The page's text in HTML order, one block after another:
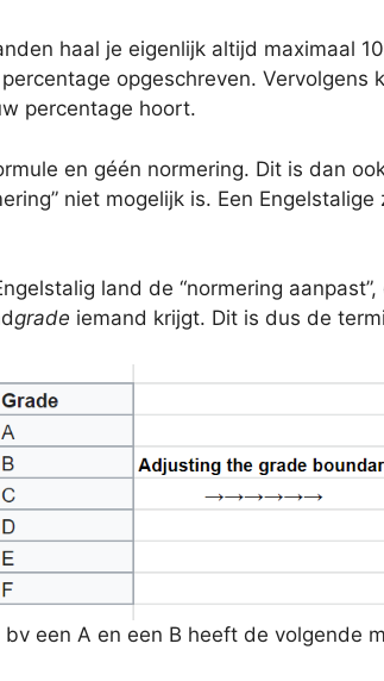
haal je eigenlijk altijd maximaal
opgeschreven.
percentage hoort.
en géén normering. Dit is dan
niet mogelijk is. Een
land de “normering
grade iemand krijgt. Dit is dus de
bv een A en een B heeft de volgende